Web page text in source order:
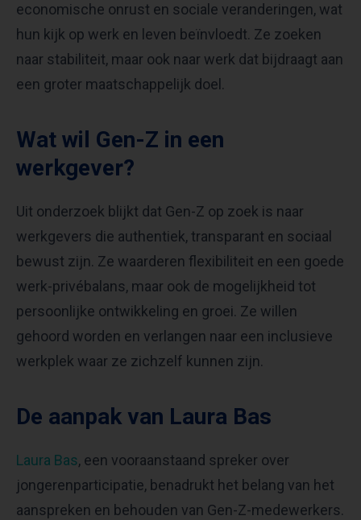
economische onrust en sociale veranderingen, wat
hun kijk op werk en leven beïnvloedt. Ze zoeken
naar stabiliteit, maar ook naar werk dat bijdraagt aan
een groter maatschappelijk doel.
Wat wil Gen-Z in een
werkgever?
Uit onderzoek blijkt dat Gen-Z op zoek is naar
werkgevers die authentiek, transparant en sociaal
bewust zijn. Ze waarderen flexibiliteit en een goede
werk-privébalans, maar ook de mogelijkheid tot
persoonlijke ontwikkeling en groei. Ze willen
gehoord worden en verlangen naar een inclusieve
werkplek waar ze zichzelf kunnen zijn.
De aanpak van Laura Bas
Laura Bas, een vooraanstaand spreker over
jongerenparticipatie, benadrukt het belang van het
aanspreken en behouden van Gen-Z-medewerkers.